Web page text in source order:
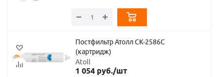
Постфильтр Атолл СК-2586С
(картридж)
Atoll
1 054руб./шт